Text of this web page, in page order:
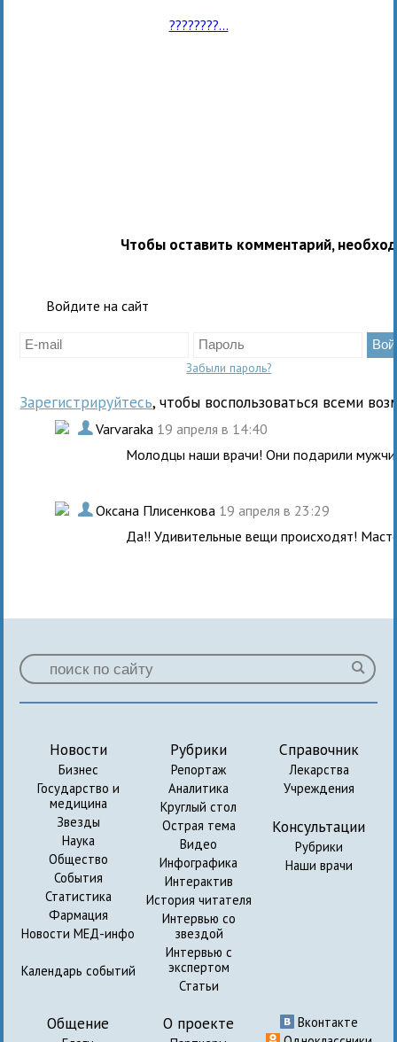
????????...
Чтобы оставить комментарий,
Войдите на сайт
Забыли пароль?
Зарегистрируйтесь, чтобы воспользоваться всеми
. Varvaraka 19 апреля в 14:40
Молодцы наши врачи! Они подарили
. Оксана Плисенкова 19 апреля в 23:29
Да!! Удивительные вещи происходят!
Новости
Бизнес
Государство и
медицина
Звезды
Наука
Общество
События
Статистика
Фармация
Новости МЕД-инфо
Календарь событий
Рубрики
Репортаж
Аналитика
Круглый стол
Острая тема
Видео
Инфографика
Интерактив
История читателя
Интервью со
звездой
Интервью с
экспертом
Статьи
Справочник
Лекарства
Учреждения
Консультации
Рубрики
Наши врачи
Общение О проекте
Вконтакте